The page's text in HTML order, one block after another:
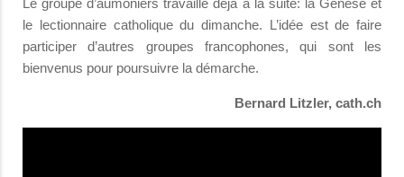
Le groupe d’aumôniers travaille déjà à la suite: la Genèse et
le lectionnaire catholique du dimanche. L’idée est de faire
participer d’autres groupes francophones, qui sont les
bienvenus pour poursuivre la démarche.
Bernard Litzler, cath.ch